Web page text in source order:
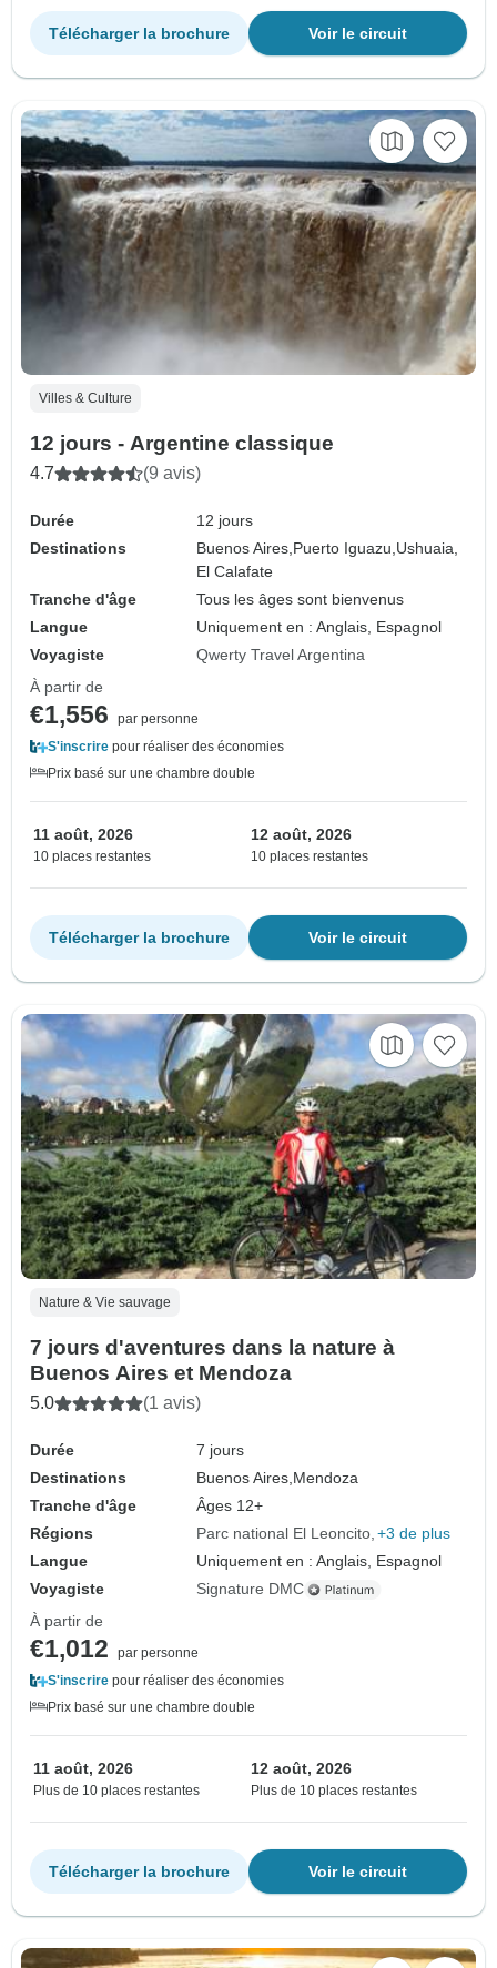
Voir le circuit
Télécharger la brochure
Villes & Culture
12 jours - Argentine classique
4.7 (9 avis)
Durée
12 jours
Destinations
Buenos Aires, Puerto Iguazu, Ushuaia,
El Calafate
Tranche d'âge
Tous les âges sont bienvenus
Langue
Uniquement en : Anglais, Espagnol
Voyagiste
Qwerty Travel Argentina
À partir de
€1,556
par personne
S'inscrire pour réaliser des économies
Prix basé sur une chambre double
11 août, 2026
10 places restantes
12 août, 2026
10 places restantes
Voir le circuit
Télécharger la brochure
Nature & Vie sauvage
7 jours d'aventures dans la nature à
Buenos Aires et Mendoza
5.0 (1 avis)
Durée
7 jours
Destinations
Buenos Aires, Mendoza
Tranche d'âge
Âges 12+
Régions
Parc national El Leoncito +3 de plus
Langue
Uniquement en : Anglais, Espagnol
Voyagiste
Signature DMC
À partir de
€1,012
par personne
S'inscrire pour réaliser des économies
Prix basé sur une chambre double
11 août, 2026
Plus de 10 places restantes
12 août, 2026
Plus de 10 places restantes
Voir le circuit
Télécharger la brochure